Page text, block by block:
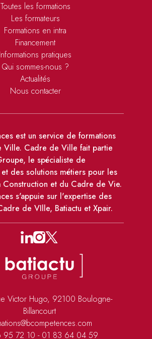
Toutes les formations
Les formateurs
Formations en intra
Financement
Informations pratiques
Qui sommes-nous ?
Actualités
Nous contacter
est un service de formations
Ville. Cadre de Ville fait partie
le spécialiste de
et des solutions métiers pour les
Construction et du Cadre de Vie.
s'appuie sur l'expertise des
de VIlle, Batiactu et Xpair.
Victor Hugo, 92100 Boulogne-
Billancourt
95 72 10 - 01 83 64 04 59